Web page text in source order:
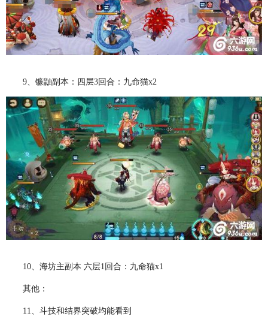
9、镰鼬副本：四层3回合：九命猫x2
10、海坊主副本 六层1回合：九命猫x1
其他：
11、斗技和结界突破均能看到